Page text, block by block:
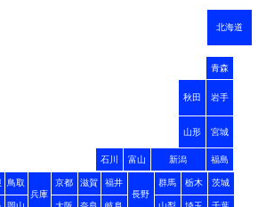
北海道
青森
秋田 岩手
山形 宮城
石川 富山 新潟 福島
鳥取
兵庫
京都 滋賀
福井
長野
群馬 栃木 茨城